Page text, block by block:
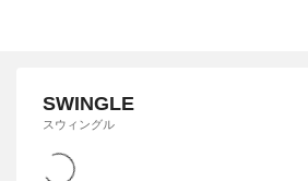
SWINGLE
スウィングル